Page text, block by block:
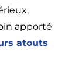
apporté
atouts